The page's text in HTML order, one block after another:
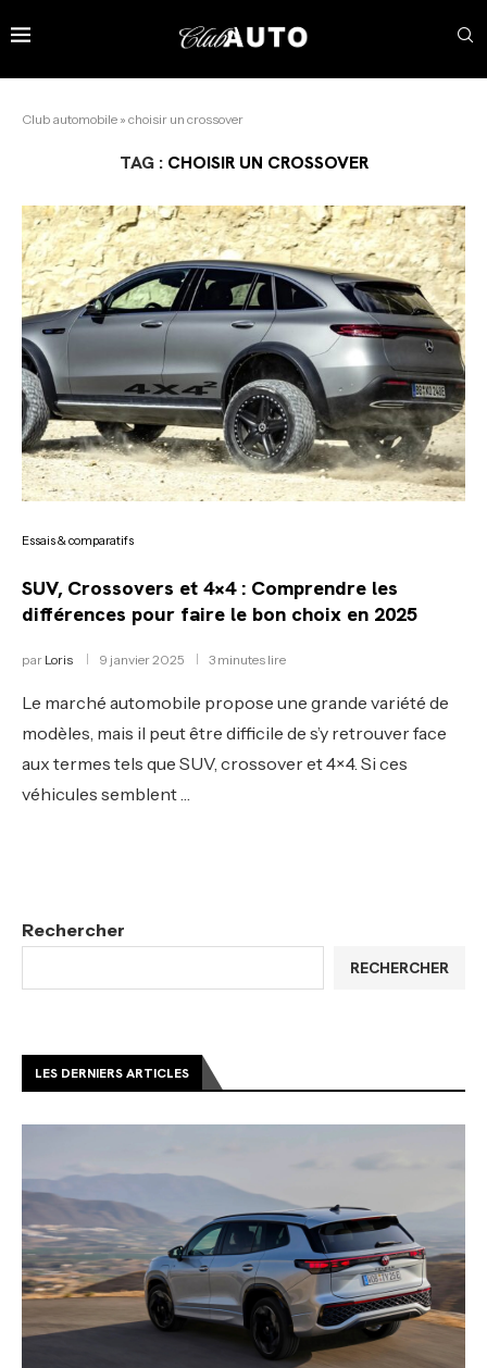
Club automobile » choisir un crossover
TAG : CHOISIR UN CROSSOVER
Essais & comparatifs
SUV, Crossovers et 4×4 : Comprendre les
différences pour faire le bon choix en 2025
par Loris 9 janvier 2025 3 minutes lire
Le marché automobile propose une grande variété de
modèles, mais il peut être difficile de s’y retrouver face
aux termes tels que SUV, crossover et 4×4. Si ces
véhicules semblent …
Rechercher
RECHERCHER
LES DERNIERS ARTICLES